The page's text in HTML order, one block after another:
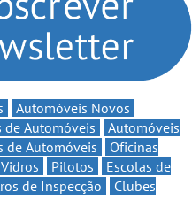
Automóveis Novos
de Automóveis
Automóveis
de Automóveis
Oficinas
Pilotos
Escolas de
de Inspecção
Clubes